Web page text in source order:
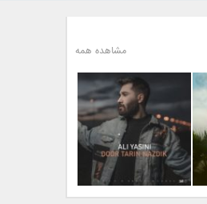
مشاهده همه